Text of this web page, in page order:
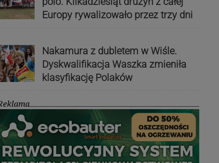
Europy rywalizowało przez trzy dni
Nakamura z dubletem w Wiśle.
Dyskwalifikacja Waszka zmieniła
klasyfikację Polaków